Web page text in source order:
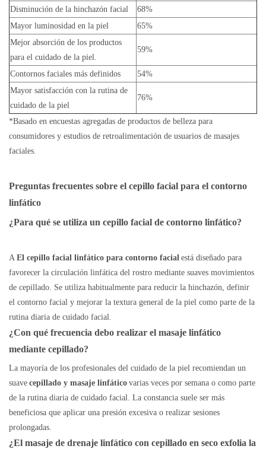
Disminución de la hinchazón facial
68%
Mayor luminosidad en la piel
65%
Mejor absorción de los productos
para el cuidado de la piel.
59%
Contornos faciales más definidos
54%
Mayor satisfacción con la rutina de
cuidado de la piel
76%
*Basado en encuestas agregadas de productos de belleza para
consumidores y estudios de retroalimentación de usuarios de masajes
faciales.
Preguntas frecuentes sobre el cepillo facial para el contorno
linfático
¿Para qué se utiliza un cepillo facial de contorno linfático?
A El cepillo facial linfático para contorno facial está diseñado para
favorecer la circulación linfática del rostro mediante suaves movimientos
de cepillado. Se utiliza habitualmente para reducir la hinchazón, definir
el contorno facial y mejorar la textura general de la piel como parte de la
rutina diaria de cuidado facial.
¿Con qué frecuencia debo realizar el masaje linfático
mediante cepillado?
La mayoría de los profesionales del cuidado de la piel recomiendan un
suave cepillado y masaje linfático varias veces por semana o como parte
de la rutina diaria de cuidado facial. La constancia suele ser más
beneficiosa que aplicar una presión excesiva o realizar sesiones
prolongadas.
¿El masaje de drenaje linfático con cepillado en seco exfolia la